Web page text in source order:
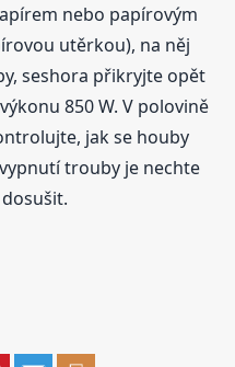
nebo papírovým
utěrkou), na něj
seshora přikryjte opět
850 W. V polovině
jak se houby
trouby je nechte